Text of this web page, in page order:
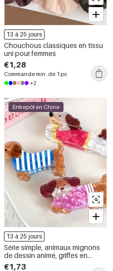
13 à 25 jours
Chouchous classiques en tissu
uni pour femmes
€1,28
Commande min. de 1 pc
+2
Entrepôt en Chine
13 à 25 jours
Série simple, animaux mignons
de dessin animé, griffes en
acétate pour cheveux
€1,73